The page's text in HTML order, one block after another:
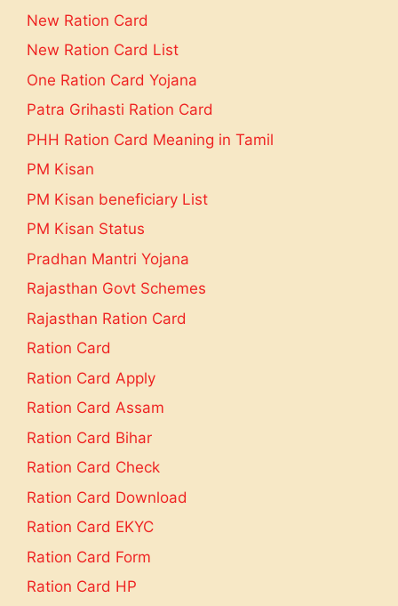
New Ration Card
New Ration Card List
One Ration Card Yojana
Patra Grihasti Ration Card
PHH Ration Card Meaning in Tamil
PM Kisan
PM Kisan beneficiary List
PM Kisan Status
Pradhan Mantri Yojana
Rajasthan Govt Schemes
Rajasthan Ration Card
Ration Card
Ration Card Apply
Ration Card Assam
Ration Card Bihar
Ration Card Check
Ration Card Download
Ration Card EKYC
Ration Card Form
Ration Card HP